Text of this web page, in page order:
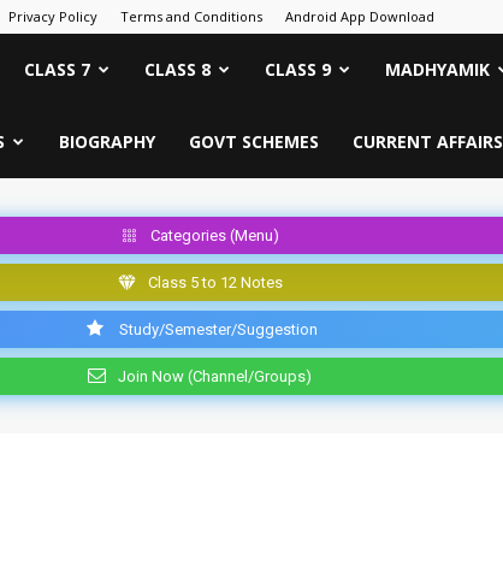
Privacy Policy Terms and Conditions Android App Download
CLASS 7 CLASS 8 CLASS 9 MADHYAMIK
BIOGRAPHY GOVT SCHEMES CURRENT AFFAIRS
Categories (Menu)
Class 5 to 12 Notes
Study/Semester/Suggestion
Join Now (Channel/Groups)